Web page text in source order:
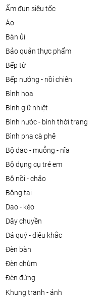
ấm đun siêu tốc
áo
bàn ủi
bảo quản thực phẩm
bếp từ
bếp nướng - nồi chiên
bình hoa
bình giữ nhiệt
bình nước - bình thời trang
bình pha cà phê
bộ dao - muỗng - nĩa
bộ dụng cụ trẻ em
bộ nồi - chảo
bông tai
dao - kéo
dây chuyền
đá quý - điêu khắc
đèn bàn
đèn chùm
đèn đứng
khung tranh - ảnh